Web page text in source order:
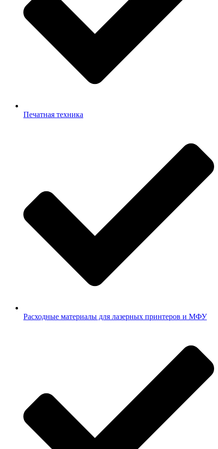
Печатная техника
Расходные материалы для лазерных принтеров и МФУ